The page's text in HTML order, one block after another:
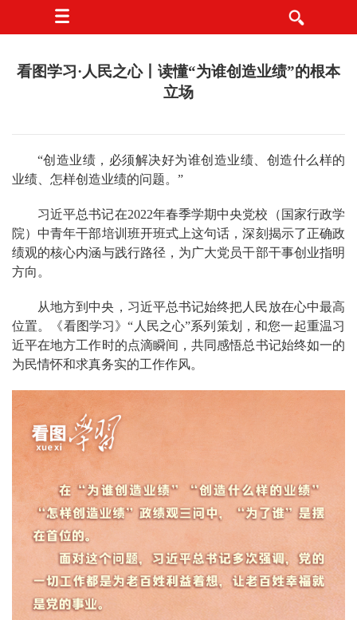
看图学习·人民之心丨读懂“为谁创造业绩”的根本
立场
“创造业绩，必须解决好为谁创造业绩、创造什么样的
业绩、怎样创造业绩的问题。”
习近平总书记在2022年春季学期中央党校（国家行政学
院）中青年干部培训班开班式上这句话，深刻揭示了正确政
绩观的核心内涵与践行路径，为广大党员干部干事创业指明
方向。
从地方到中央，习近平总书记始终把人民放在心中最高
位置。《看图学习》“人民之心”系列策划，和您一起重温习
近平在地方工作时的点滴瞬间，共同感悟总书记始终如一的
为民情怀和求真务实的工作作风。